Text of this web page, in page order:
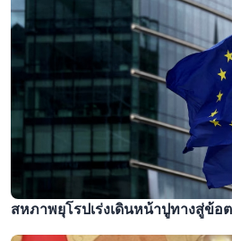
สหภาพยุโรปเร่งเดินหน้าปูทางสู่ข้อ